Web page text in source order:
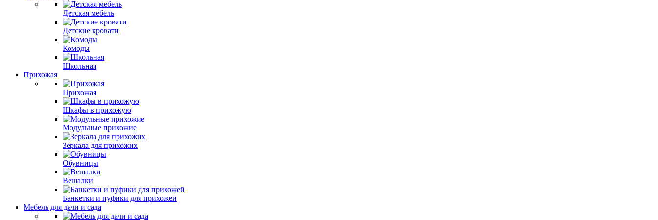
Детская мебель
Детские кровати
Комоды
Школьная
Прихожая
Прихожая
Шкафы в прихожую
Модульные прихожие
Зеркала для прихожих
Обувницы
Вешалки
Банкетки и пуфики для прихожей
Мебель для дачи и сада